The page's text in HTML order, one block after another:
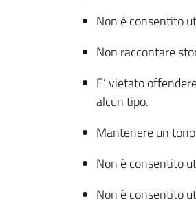
Non è consentito
Non raccontare
E’ vietato
alcun tipo.
Mantenere un
Non è consentito
Non è consentito